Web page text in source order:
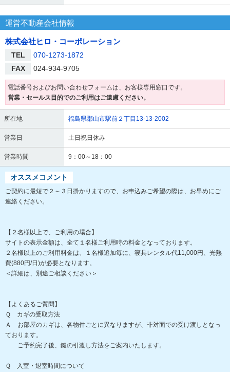
運営不動産会社情報
株式会社ヒロ・コーポレーション
TEL
070-1273-1872
FAX
024-934-9705
電話番号およびお問い合わせフォームは、お客様専用窓口です。
営業・セールス目的でのご利用はご遠慮ください。
所在地 福島県郡山市駅前２丁目13-13-2002
営業日 土日祝日休み
営業時間 9：00～18：00
オススメコメント
ご契約に最短で２～３日掛かりますので、お申込みご希望の際は、お早めにご
連絡ください。
【２名様以上で、ご利用の場合】
サイトの表示金額は、全て１名様ご利用時の料金となっております。
２名様以上のご利用料金は、１名様追加毎に、寝具レンタル代11,000円、光熱
費(880円/日)が必要となります。
＜詳細は、別途ご相談ください＞
【よくあるご質問】
Ｑ カギの受取方法
Ａ お部屋のカギは、各物件ごとに異なりますが、非対面での受け渡しとなっ
ております。
ご予約完了後、鍵の引渡し方法をご案内いたします。
Ｑ 入室・退室時間について